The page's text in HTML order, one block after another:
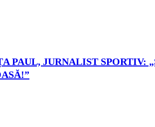
PAUL, JURNALIST SPORTIV: